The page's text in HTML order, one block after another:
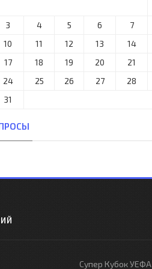
3
4 5 6 7
10
11 12 13 14
17
18 19 20 21
24
25 26 27 28
31
Супер Кубок УЕФА